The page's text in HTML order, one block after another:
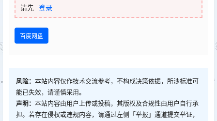
请先 登录
百度网盘
风险： 本站内容仅作技术交流参考，不构成决策依据，所涉标准可
能已失效，请谨慎采用。
声明： 本站内容由用户上传或投稿，其版权及合规性由用户自行承
担。若存在侵权或违规内容，请通过左侧「举报」通道提交举证，